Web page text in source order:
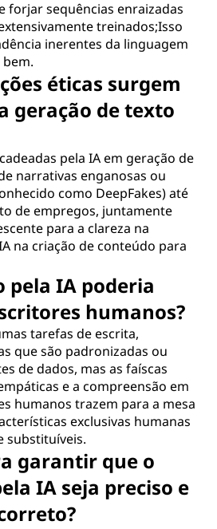
forjar sequências enraizadas
treinados;Isso
inerentes da linguagem
éticas surgem
geração de texto
pela IA em geração de
narrativas enganosas ou
como DeepFakes) até
de empregos, juntamente
para a clareza na
na criação de conteúdo para
pela IA poderia
humanos?
tarefas de escrita,
que são padronizadas ou
de dados, mas as faíscas
e a compreensão em
humanos trazem para a mesa
exclusivas humanas
substituíveis.
garantir que o
IA seja preciso e